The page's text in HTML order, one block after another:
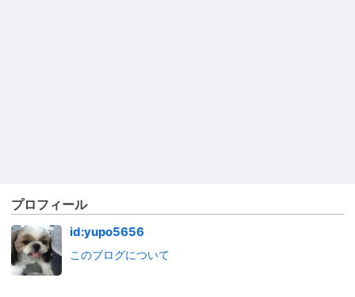
プロフィール
id:yupo5656
このブログについて